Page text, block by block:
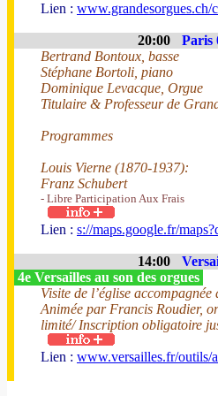
Lien : www.grandesorgues.ch/
20:00 Paris
Bertrand Bontoux, basse
Stéphane Bortoli, piano
Dominique Levacque, Orgue
Titulaire & Professeur de
Programmes
Louis Vierne (1870-1937):
Franz Schubert
- Libre Participation Aux Frais
Lien : s://maps.google.fr/
14:00
4e Versailles au son des orgues
Visite de l’église
Animée par Francis Roudier,
limité/ Inscription obligatoire
Lien : www.versailles.fr/outils/